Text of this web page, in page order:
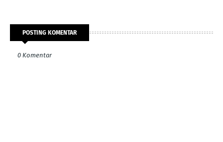
POSTING KOMENTAR
0 Komentar